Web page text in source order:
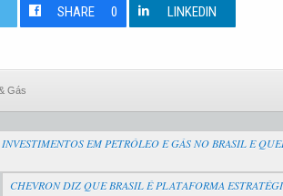
SHARE 0 LINKEDIN
Gás
EM PETRÓLEO E GÁS NO BRASIL E
CHEVRON DIZ QUE BRASIL É PLATAFORMA